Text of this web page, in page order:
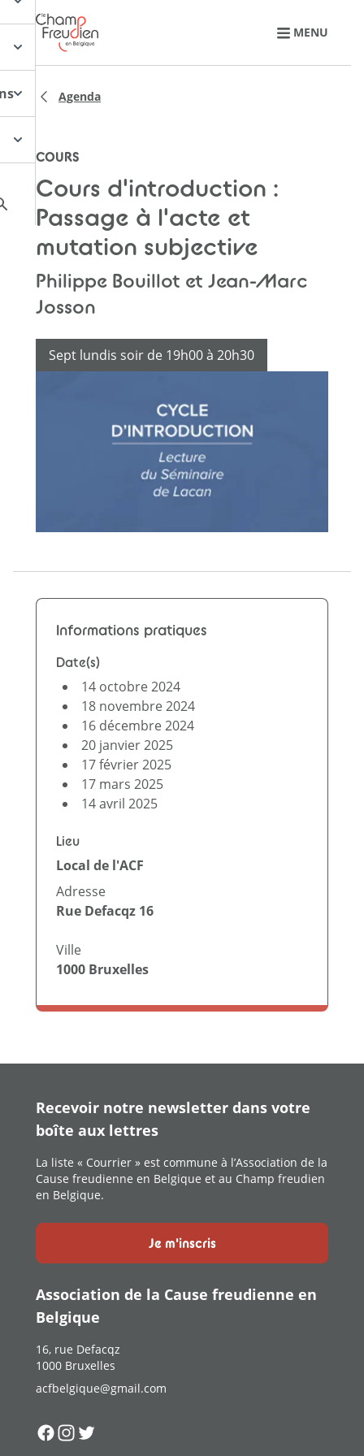
Retourner à l'accueil
MENU
Agenda
COURS
Cours d'introduction :
Passage à l'acte et
mutation subjective
Philippe Bouillot et Jean-Marc
Josson
Sept lundis soir de 19h00 à 20h30
Informations pratiques
Date(s)
14 octobre 2024
18 novembre 2024
16 décembre 2024
20 janvier 2025
17 février 2025
17 mars 2025
14 avril 2025
Lieu
Local de l'ACF
Adresse
Rue Defacqz 16
Ville
1000 Bruxelles
Recevoir notre newsletter dans votre
boîte aux lettres
La liste « Courrier » est commune à l’Association de la
Cause freudienne en Belgique et au Champ freudien
en Belgique.
Je m'inscris
Association de la Cause freudienne en
Belgique
16, rue Defacqz
1000 Bruxelles
acfbelgique@gmail.com
Suivez-nous sur
Suivez-nous sur
Suivez-nous sur